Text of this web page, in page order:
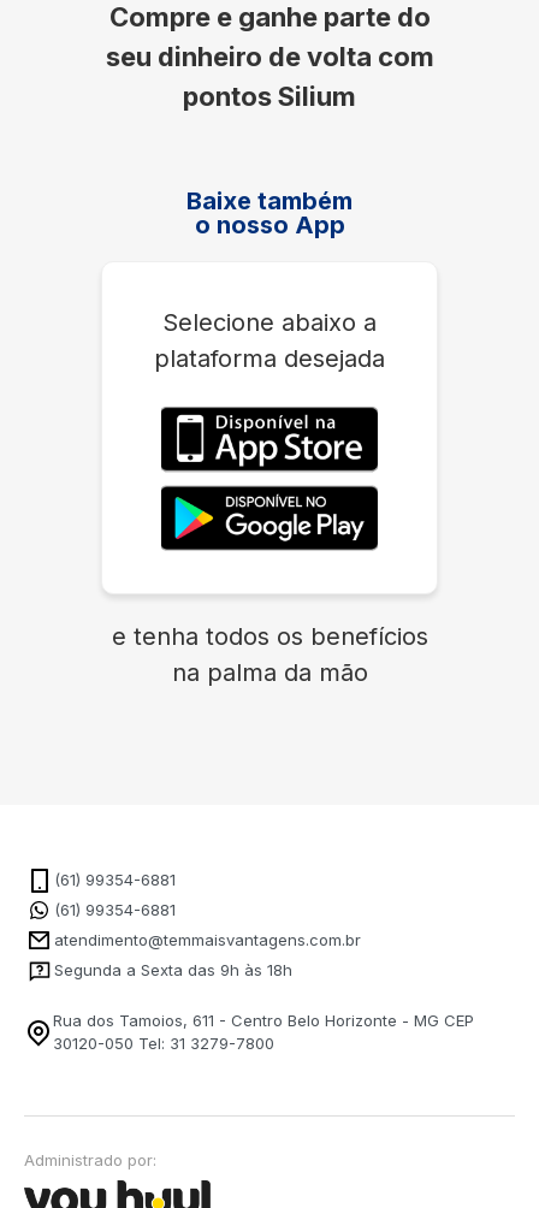
Compre e ganhe parte do
seu dinheiro de volta com
pontos Silium
Baixe também
o nosso App
e tenha todos os benefícios
na palma da mão
Selecione abaixo a
plataforma desejada
(61) 99354-6881
(61) 99354-6881
atendimento@temmaisvantagens.com.br
Segunda a Sexta das 9h às 18h
Rua dos Tamoios, 611 - Centro Belo Horizonte - MG CEP
30120-050 Tel: 31 3279-7800
Administrado por: